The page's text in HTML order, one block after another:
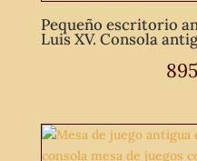
Pequeño escritorio
Luis XV. Consola